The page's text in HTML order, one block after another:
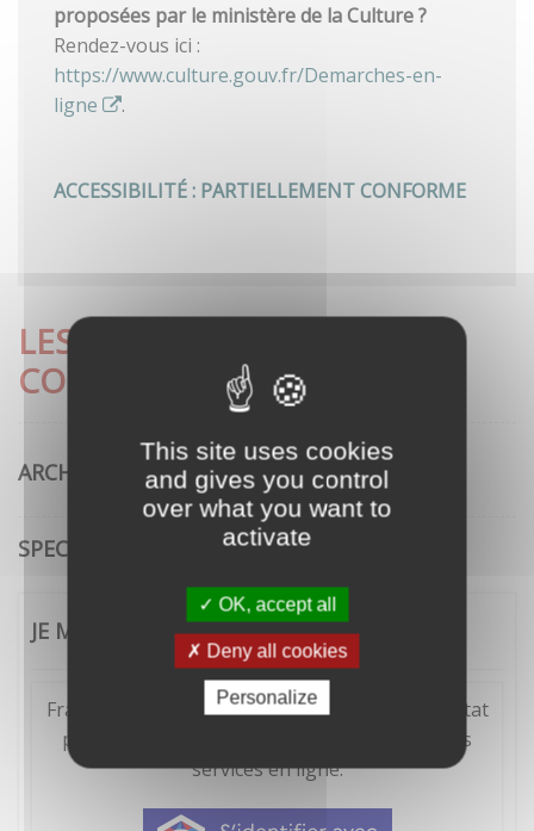
This site uses cookies
and gives you control
over what you want to
activate
OK, accept all
Deny all cookies
Personalize
proposées par le ministère de la Culture ?
Rendez-vous ici :
https://www.culture.gouv.fr/Demarches-en-
ligne
.
ACCESSIBILITÉ : PARTIELLEMENT CONFORME
LES DÉMARCHES LES PLUS
CONSULTÉES
ARCHITECTURE
SPECTACLE VIVANT
JE ME CONNECTE
FranceConnect est la solution proposée par l'Etat
pour sécuriser et simplifier la connexion à vos
services en ligne.